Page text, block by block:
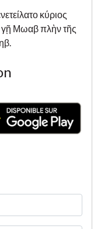
κύριος
γῇ Μωαβ πλὴν τῆς